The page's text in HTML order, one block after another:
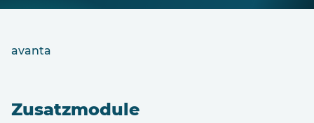
avanta
Zusatzmodule